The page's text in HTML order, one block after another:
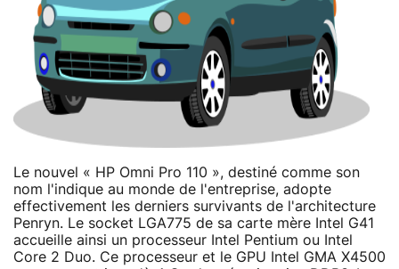
Le nouvel « HP Omni Pro 110 », destiné comme son
nom l'indique au monde de l'entreprise, adopte
effectivement les derniers survivants de l'architecture
Penryn. Le socket LGA775 de sa carte mère Intel G41
accueille ainsi un processeur Intel Pentium ou Intel
Core 2 Duo. Ce processeur et le GPU Intel GMA X4500